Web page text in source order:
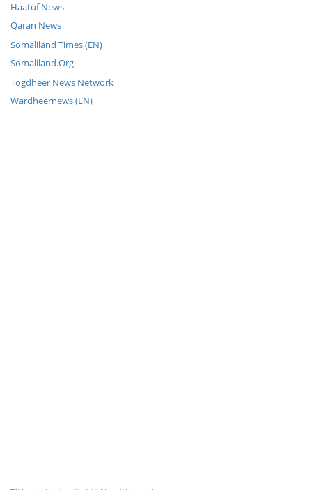
Haatuf News
Qaran News
Somaliland Times (EN)
Somaliland.Org
Togdheer News Network
Wardheernews (EN)